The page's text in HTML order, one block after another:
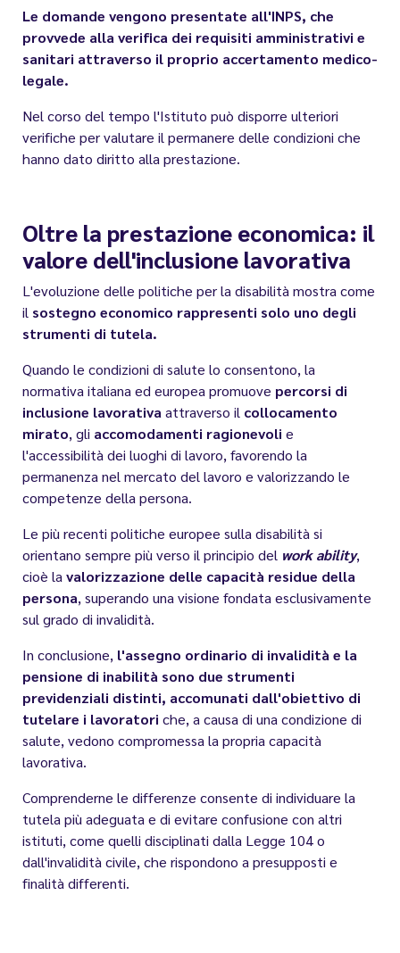
Le domande vengono presentate all'INPS, che
provvede alla verifica dei requisiti amministrativi e
sanitari attraverso il proprio accertamento medico-
legale.
Nel corso del tempo l'Istituto può disporre ulteriori
verifiche per valutare il permanere delle condizioni che
hanno dato diritto alla prestazione.
Oltre la prestazione economica: il
valore dell'inclusione lavorativa
L'evoluzione delle politiche per la disabilità mostra come
il sostegno economico rappresenti solo uno degli
strumenti di tutela.
Quando le condizioni di salute lo consentono, la
normativa italiana ed europea promuove percorsi di
inclusione lavorativa attraverso il collocamento
mirato, gli accomodamenti ragionevoli e
l'accessibilità dei luoghi di lavoro, favorendo la
permanenza nel mercato del lavoro e valorizzando le
competenze della persona.
Le più recenti politiche europee sulla disabilità si
orientano sempre più verso il principio del work ability,
cioè la valorizzazione delle capacità residue della
persona, superando una visione fondata esclusivamente
sul grado di invalidità.
In conclusione, l'assegno ordinario di invalidità e la
pensione di inabilità sono due strumenti
previdenziali distinti, accomunati dall'obiettivo di
tutelare i lavoratori che, a causa di una condizione di
salute, vedono compromessa la propria capacità
lavorativa.
Comprenderne le differenze consente di individuare la
tutela più adeguata e di evitare confusione con altri
istituti, come quelli disciplinati dalla Legge 104 o
dall'invalidità civile, che rispondono a presupposti e
finalità differenti.